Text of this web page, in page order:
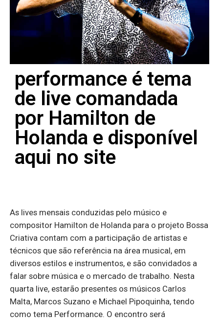
performance é tema
de live comandada
por Hamilton de
Holanda e disponível
aqui no site
As lives mensais conduzidas pelo músico e
compositor Hamilton de Holanda para o projeto Bossa
Criativa contam com a participação de artistas e
técnicos que são referência na área musical, em
diversos estilos e instrumentos, e são convidados a
falar sobre música e o mercado de trabalho. Nesta
quarta live, estarão presentes os músicos Carlos
Malta, Marcos Suzano e Michael Pipoquinha, tendo
como tema Performance. O encontro será